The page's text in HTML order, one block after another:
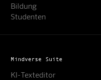
Bildung
Studenten
Mindverse Suite
KI-Texteditor